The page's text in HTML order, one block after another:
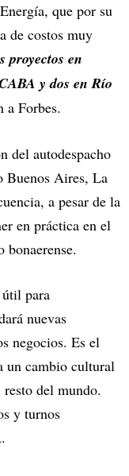
que por su
de costos muy
proyectos en
y dos en Río
a Forbes.
del autodespacho
Buenos Aires, La
a pesar de la
en práctica en el
para
nuevas
negocios. Es el
un cambio cultural
del mundo.
y turnos